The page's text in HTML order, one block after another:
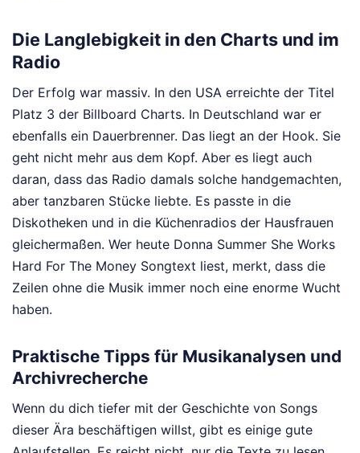
Die Langlebigkeit in den Charts und im
Radio
Der Erfolg war massiv. In den USA erreichte der Titel
Platz 3 der Billboard Charts. In Deutschland war er
ebenfalls ein Dauerbrenner. Das liegt an der Hook. Sie
geht nicht mehr aus dem Kopf. Aber es liegt auch
daran, dass das Radio damals solche handgemachten,
aber tanzbaren Stücke liebte. Es passte in die
Diskotheken und in die Küchenradios der Hausfrauen
gleichermaßen. Wer heute Donna Summer She Works
Hard For The Money Songtext liest, merkt, dass die
Zeilen ohne die Musik immer noch eine enorme Wucht
haben.
Praktische Tipps für Musikanalysen und
Archivrecherche
Wenn du dich tiefer mit der Geschichte von Songs
dieser Ära beschäftigen willst, gibt es einige gute